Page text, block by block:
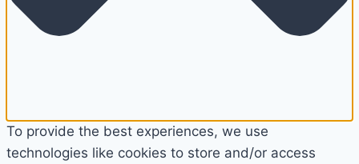
To provide the best experiences, we use
technologies like cookies to store and/or access